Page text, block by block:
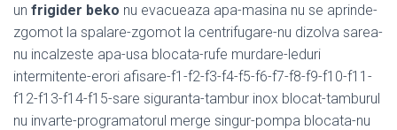
un frigider beko nu evacueaza apa-masina nu se aprinde-
zgomot la spalare-zgomot la centrifugare-nu dizolva sarea-
nu incalzeste apa-usa blocata-rufe murdare-leduri
intermitente-erori afisare-f1-f2-f3-f4-f5-f6-f7-f8-f9-f10-f11-
f12-f13-f14-f15-sare siguranta-tambur inox blocat-tamburul
nu invarte-programatorul merge singur-pompa blocata-nu